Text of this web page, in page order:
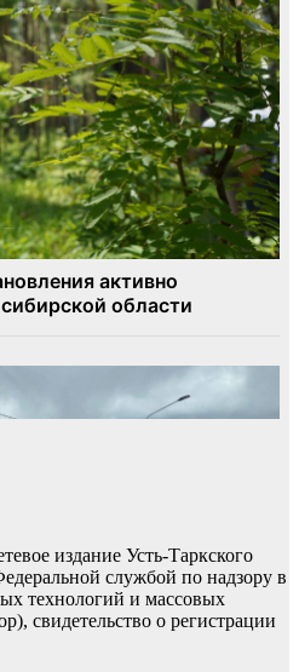
издание Усть-Таркского
службой по надзору в
технологий и массовых
свидетельство о регистрации